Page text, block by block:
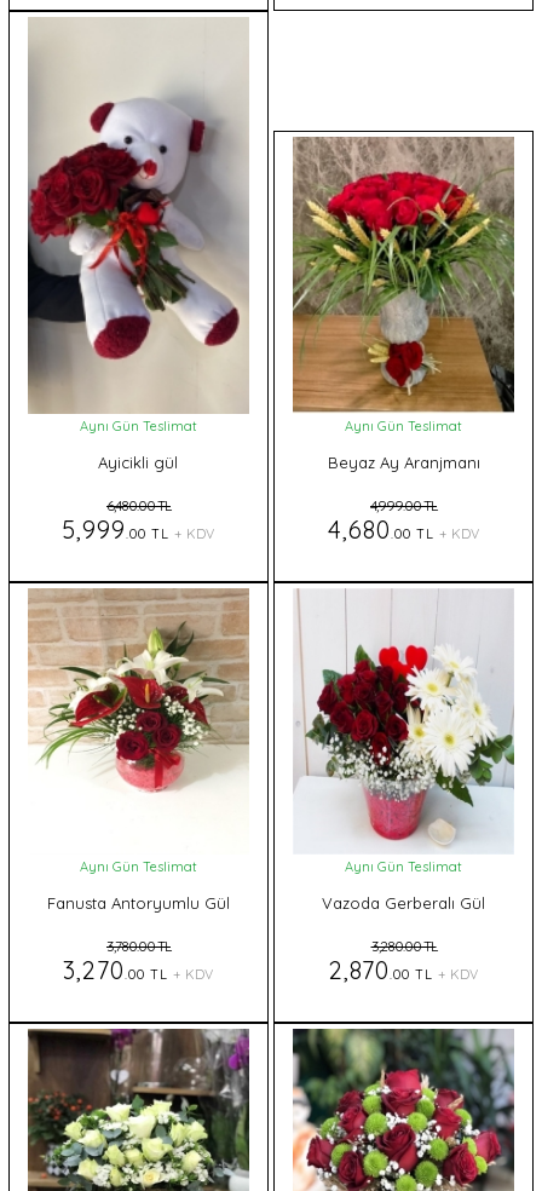
Aynı Gün Teslimat
Ayicikli gül
6,480.00 TL
5,999.00 TL+ KDV
Aynı Gün Teslimat
Beyaz Ay Aranjmanı
4,999.00 TL
4,680.00 TL+ KDV
Aynı Gün Teslimat
Fanusta Antoryumlu Gül
3,780.00 TL
3,270 .00 TL+ KDV
Aynı Gün Teslimat
Vazoda Gerberalı Gül
3,280.00 TL
2,870 .00 TL+ KDV